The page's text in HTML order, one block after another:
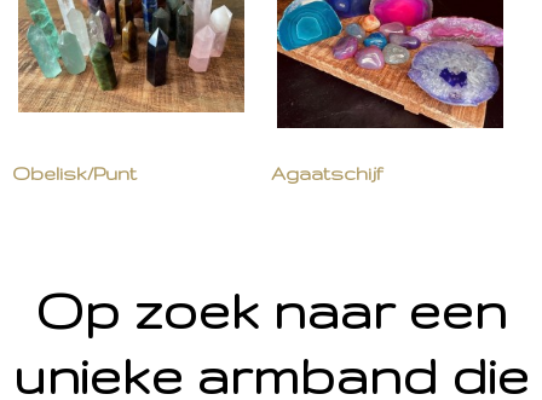
Obelisk/Punt Agaatschijf
Op zoek naar een
unieke armband die